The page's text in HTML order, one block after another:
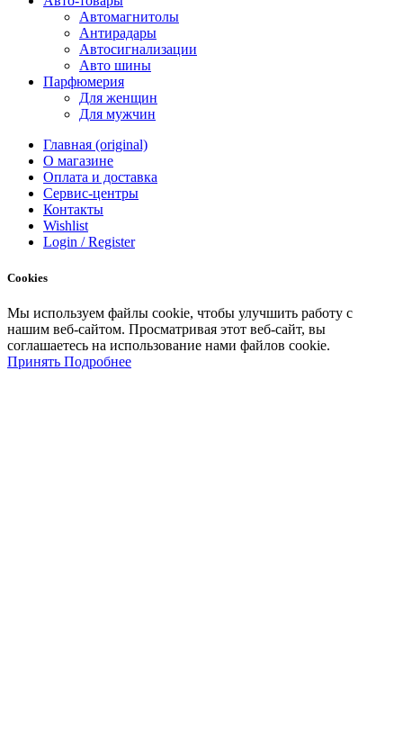
Автомагнитолы
Антирадары
Автосигнализации
Авто шины
Парфюмерия
Для женщин
Для мужчин
Главная (original)
О магазине
Оплата и доставка
Сервис-центры
Контакты
Wishlist
Login / Register
Cookies
Мы используем файлы cookie, чтобы улучшить работу с
нашим веб-сайтом. Просматривая этот веб-сайт, вы
соглашаетесь на использование нами файлов cookie.
Принять Подробнее